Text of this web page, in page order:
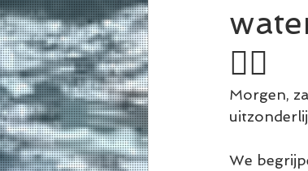
🏄‍♂️
Morgen,
We